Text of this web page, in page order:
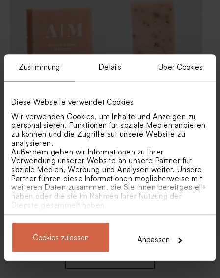
Zustimmung Details Über Cookies
Diese Webseite verwendet Cookies
Wir verwenden Cookies, um Inhalte und Anzeigen zu
personalisieren, Funktionen für soziale Medien anbieten
zu können und die Zugriffe auf unsere Website zu
analysieren.
Außerdem geben wir Informationen zu Ihrer
Verwendung unserer Website an unsere Partner für
soziale Medien, Werbung und Analysen weiter. Unsere
Partner führen diese Informationen möglicherweise mit
weiteren Daten zusammen, die Sie ihnen bereitgestellt
haben oder die sie im Rahmen Ihrer Nutzung der
Dienste gesammelt haben.
Cookies zulassen Anpassen
Terrakotta mit Ringen und
Gastgeschenktütchen mit
sommerlichem
Streifenmuster
Gastgeschenktütchen mit
Champagnergläsern in
Rosafarbene Seife rund -
Hibiskus
Mehr anzeigen